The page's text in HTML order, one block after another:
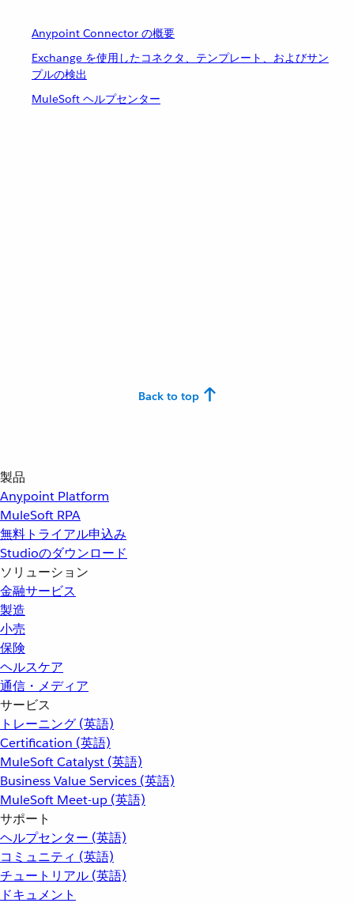
Anypoint Connector の概要
Exchange を使用したコネクタ、テンプレート、およびサン
プルの検出
MuleSoft ヘルプセンター
Back to top
製品
Anypoint Platform
MuleSoft RPA
無料トライアル申込み
Studioのダウンロード
ソリューション
金融サービス
製造
小売
保険
ヘルスケア
通信・メディア
サービス
トレーニング (英語)
Certification (英語)
MuleSoft Catalyst (英語)
Business Value Services (英語)
MuleSoft Meet-up (英語)
サポート
ヘルプセンター (英語)
コミュニティ (英語)
チュートリアル (英語)
ドキュメント